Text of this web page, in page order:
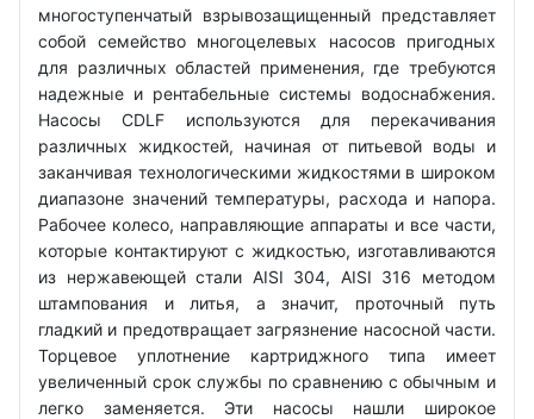
многоступенчатый взрывозащищенный представляет
собой семейство многоцелевых насосов пригодных
для различных областей применения, где требуются
надежные и рентабельные системы водоснабжения.
Насосы CDLF используются для перекачивания
различных жидкостей, начиная от питьевой воды и
заканчивая технологическими жидкостями в широком
диапазоне значений температуры, расхода и напора.
Рабочее колесо, направляющие аппараты и все части,
которые контактируют с жидкостью, изготавливаются
из нержавеющей стали AISI 304, AISI 316 методом
штампования и литья, а значит, проточный путь
гладкий и предотвращает загрязнение насосной части.
Торцевое уплотнение картриджного типа имеет
увеличенный срок службы по сравнению с обычным и
легко заменяется. Эти насосы нашли широкое